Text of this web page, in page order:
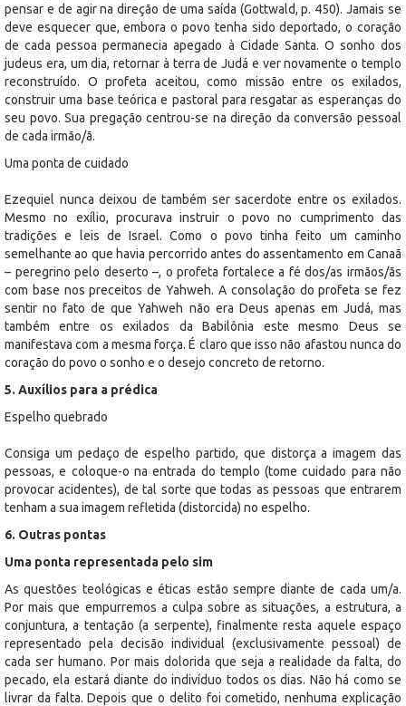
pensar e de agir na direção de uma saída (Gottwald, p. 450). Jamais se
deve esquecer que, embora o povo tenha sido deportado, o coração
de cada pessoa permanecia apegado à Cidade Santa. O sonho dos
judeus era, um dia, retornar à terra de Judá e ver novamente o templo
reconstruído. O profeta aceitou, como missão entre os exilados,
construir uma base teórica e pastoral para resgatar as esperanças do
seu povo. Sua pregação centrou-se na direção da conversão pessoal
de cada irmão/ã.
Uma ponta de cuidado
Ezequiel nunca deixou de também ser sacerdote entre os exilados.
Mesmo no exílio, procurava instruir o povo no cumprimento das
tradições e leis de Israel. Como o povo tinha feito um caminho
semelhante ao que havia percorrido antes do assentamento em Canaã
– peregrino pelo deserto –, o profeta fortalece a fé dos/as irmãos/ãs
com base nos preceitos de Yahweh. A consolação do profeta se fez
sentir no fato de que Yahweh não era Deus apenas em Judá, mas
também entre os exilados da Babilônia este mesmo Deus se
manifestava com a mesma força. É claro que isso não afastou nunca do
coração do povo o sonho e o desejo concreto de retorno.
5. Auxílios para a prédica
Espelho quebrado
Consiga um pedaço de espelho partido, que distorça a imagem das
pessoas, e coloque-o na entrada do templo (tome cuidado para não
provocar acidentes), de tal sorte que todas as pessoas que entrarem
tenham a sua imagem refletida (distorcida) no espelho.
6. Outras pontas
Uma ponta representada pelo sim
As questões teológicas e éticas estão sempre diante de cada um/a.
Por mais que empurremos a culpa sobre as situações, a estrutura, a
conjuntura, a tentação (a serpente), finalmente resta aquele espaço
representado pela decisão individual (exclusivamente pessoal) de
cada ser humano. Por mais dolorida que seja a realidade da falta, do
pecado, ela estará diante do indivíduo todos os dias. Não há como se
livrar da falta. Depois que o delito foi cometido, nenhuma explicação